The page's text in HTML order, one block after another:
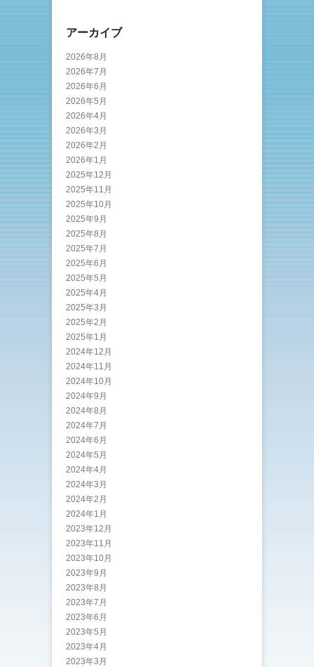
アーカイブ
2026年8月
2026年7月
2026年6月
2026年5月
2026年4月
2026年3月
2026年2月
2026年1月
2025年12月
2025年11月
2025年10月
2025年9月
2025年8月
2025年7月
2025年6月
2025年5月
2025年4月
2025年3月
2025年2月
2025年1月
2024年12月
2024年11月
2024年10月
2024年9月
2024年8月
2024年7月
2024年6月
2024年5月
2024年4月
2024年3月
2024年2月
2024年1月
2023年12月
2023年11月
2023年10月
2023年9月
2023年8月
2023年7月
2023年6月
2023年5月
2023年4月
2023年3月